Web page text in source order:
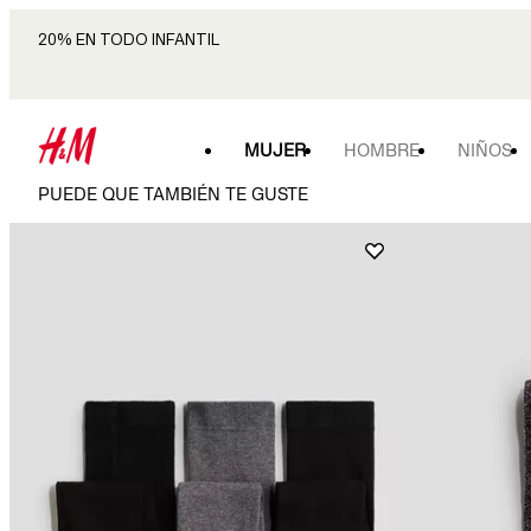
20% EN TODO INFANTIL
MUJER HOMBRE NIÑOS
PUEDE QUE TAMBIÉN TE GUSTE